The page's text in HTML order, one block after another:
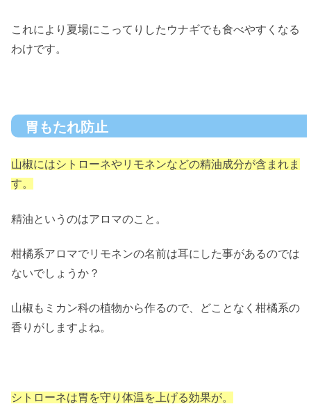
これにより夏場にこってりしたウナギでも食べやすくなる
わけです。
胃もたれ防止
山椒にはシトローネやリモネンなどの精油成分が含まれま
す。
精油というのはアロマのこと。
柑橘系アロマでリモネンの名前は耳にした事があるのでは
ないでしょうか？
山椒もミカン科の植物から作るので、どことなく柑橘系の
香りがしますよね。
シトローネは胃を守り体温を上げる効果が。